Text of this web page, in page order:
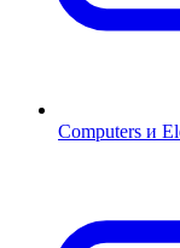
Computers и